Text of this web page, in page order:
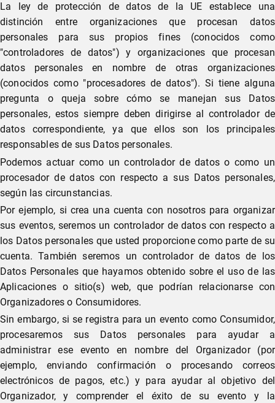
La ley de protección de datos de la UE establece una
distinción entre organizaciones que procesan datos
personales para sus propios fines (conocidos como
"controladores de datos") y organizaciones que procesan
datos personales en nombre de otras organizaciones
(conocidos como "procesadores de datos"). Si tiene alguna
pregunta o queja sobre cómo se manejan sus Datos
personales, estos siempre deben dirigirse al controlador de
datos correspondiente, ya que ellos son los principales
responsables de sus Datos personales.
Podemos actuar como un controlador de datos o como un
procesador de datos con respecto a sus Datos personales,
según las circunstancias.
Por ejemplo, si crea una cuenta con nosotros para organizar
sus eventos, seremos un controlador de datos con respecto a
los Datos personales que usted proporcione como parte de su
cuenta. También seremos un controlador de datos de los
Datos Personales que hayamos obtenido sobre el uso de las
Aplicaciones o sitio(s) web, que podrían relacionarse con
Organizadores o Consumidores.
Sin embargo, si se registra para un evento como Consumidor,
procesaremos sus Datos personales para ayudar a
administrar ese evento en nombre del Organizador (por
ejemplo, enviando confirmación o procesando correos
electrónicos de pagos, etc.) y para ayudar al objetivo del
Organizador, y comprender el éxito de su evento y la